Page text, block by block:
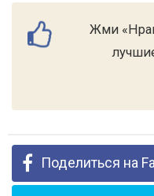
Жми
Поделиться на